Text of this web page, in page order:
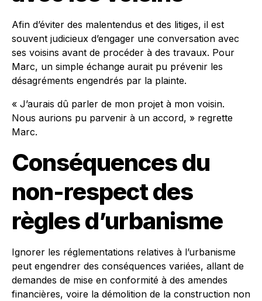
Afin d’éviter des malentendus et des litiges, il est
souvent judicieux d’engager une conversation avec
ses voisins avant de procéder à des travaux. Pour
Marc, un simple échange aurait pu prévenir les
désagréments engendrés par la plainte.
« J’aurais dû parler de mon projet à mon voisin.
Nous aurions pu parvenir à un accord, » regrette
Marc.
Conséquences du
non-respect des
règles d’urbanisme
Ignorer les réglementations relatives à l’urbanisme
peut engendrer des conséquences variées, allant de
demandes de mise en conformité à des amendes
financières, voire la démolition de la construction non